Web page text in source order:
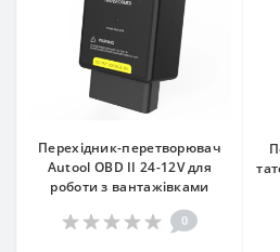
Перехідник-перетворювач
Autool OBD II 24-12V для
роботи з вантажівками
0